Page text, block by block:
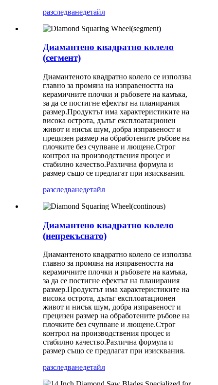
разследванедетайл
Диамантено квадратно колело
(сегмент)
Диамантеното квадратно колело се използва
главно за промяна на изправеността на
керамичните плочки и ръбовете на камъка,
за да се постигне ефектът на планирания
размер.Продуктът има характеристиките на
висока острота, дълъг експлоатационен
живот и нисък шум, добра изправеност и
прецизен размер на обработените ръбове на
плочките без счупване и лющене.Строг
контрол на производствения процес и
стабилно качество.Различна формула и
размер също се предлагат при изисквания.
разследванедетайл
Диамантено квадратно колело
(непрекъснато)
Диамантеното квадратно колело се използва
главно за промяна на изправеността на
керамичните плочки и ръбовете на камъка,
за да се постигне ефектът на планирания
размер.Продуктът има характеристиките на
висока острота, дълъг експлоатационен
живот и нисък шум, добра изправеност и
прецизен размер на обработените ръбове на
плочките без счупване и лющене.Строг
контрол на производствения процес и
стабилно качество.Различна формула и
размер също се предлагат при изисквания.
разследванедетайл